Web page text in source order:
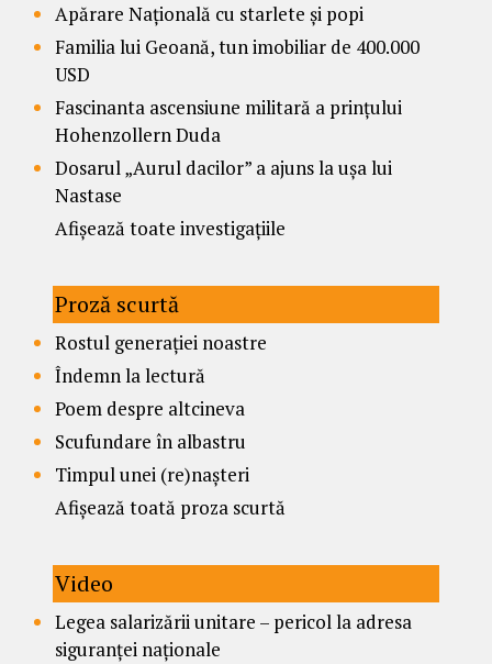
Apărare Națională cu starlete și popi
Familia lui Geoană, tun imobiliar de 400.000
USD
Fascinanta ascensiune militară a prințului
Hohenzollern Duda
Dosarul „Aurul dacilor” a ajuns la ușa lui
Nastase
Afișează toate investigațiile
Proză scurtă
Rostul generației noastre
Îndemn la lectură
Poem despre altcineva
Scufundare în albastru
Timpul unei (re)nașteri
Afișează toată proza scurtă
Video
Legea salarizării unitare – pericol la adresa
siguranței naționale